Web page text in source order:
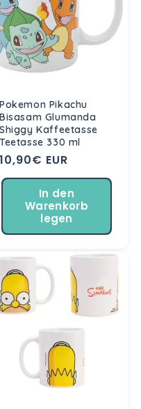
Pokemon Pikachu
Bisasam Glumanda
Shiggy Kaffeetasse
Teetasse 330 ml
Normaler
Preis
10,90€ EUR
In den
Warenkorb
legen